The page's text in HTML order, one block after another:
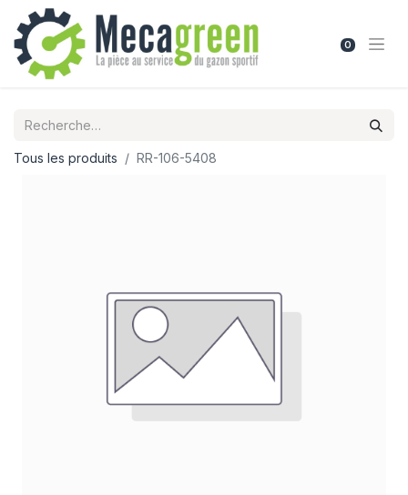
0
Tous les produits RR-106-5408